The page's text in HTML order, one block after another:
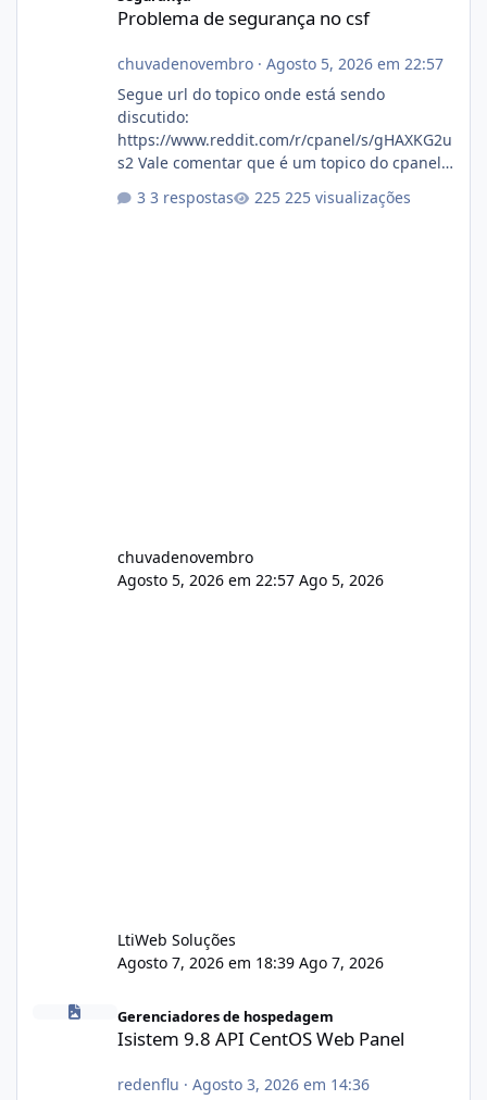
Problema de segurança no csf
chuvadenovembro· Agosto 5, 2026 em 22:57
Segue url do topico onde está sendo
discutido:
https://www.reddit.com/r/cpanel/s/gHAXKG2u
s2 Vale comentar que é um topico do cpanel...
3 respostas 225 visualizações
chuvadenovembro
Agosto 5, 2026 em 22:57 Ago 5, 2026
LtiWeb Soluções
Agosto 7, 2026 em 18:39 Ago 7, 2026
Isistem 9.8 API CentOS Web Panel
Gerenciadores de hospedagem
Isistem 9.8 API CentOS Web Panel
redenflu · Agosto 3, 2026 em 14:36